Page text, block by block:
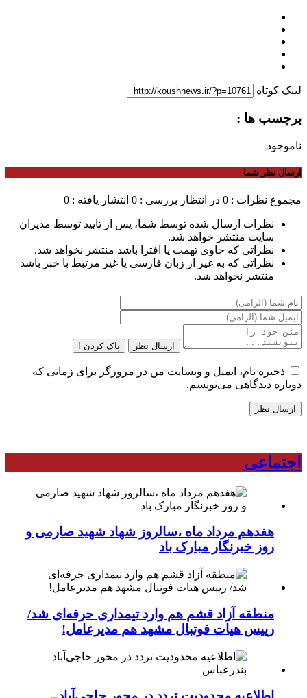
لینک کوتاه
برچسب ها :
ناموجود
ارسال نظر شما
مجموع نظرات : 0 در انتظار بررسی : 0 انتشار یافته : 0
نظرات ارسال شده توسط شما، پس از تایید توسط مدیران
سایت منتشر خواهد شد.
نظراتی که حاوی تهمت یا افترا باشد منتشر نخواهد شد.
نظراتی که به غیر از زبان فارسی یا غیر مرتبط با خبر باشد
منتشر نخواهد شد.
ارسال نظر پاک کردن !
ذخیره نام، ایمیل و وبسایت من در مرورگر برای زمانی که
دوباره دیدگاهی می‌نویسم.
اجتماعی
هفدهم مرداد ماه ،سالروز شهاد شهید صارمی و
روز خبرنگار مبارک باد
منطقه آزاد قشم هم وارد تیمداری حرفه‌ای شد/
رییس هیات فوتبال مشهد هم مدیرعامل!